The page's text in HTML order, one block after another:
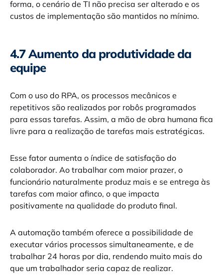
forma, o cenário de TI não precisa ser alterado e os
custos de implementação são mantidos no mínimo.
4.7 Aumento da produtividade da
equipe
Com o uso do RPA, os processos mecânicos e
repetitivos são realizados por robôs programados
para essas tarefas. Assim, a mão de obra humana fica
livre para a realização de tarefas mais estratégicas.
Esse fator aumenta o índice de satisfação do
colaborador. Ao trabalhar com maior prazer, o
funcionário naturalmente produz mais e se entrega às
tarefas com maior afinco, o que impacta
positivamente na qualidade do produto final.
A automação também oferece a possibilidade de
executar vários processos simultaneamente, e de
trabalhar 24 horas por dia, rendendo muito mais do
que um trabalhador seria capaz de realizar.